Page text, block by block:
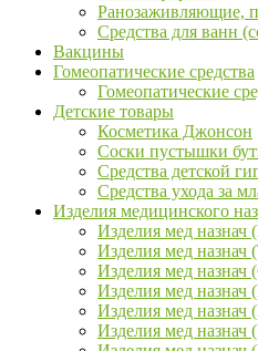
Ранозаживляющие,
Средства для ванн
Вакцины
Гомеопатические средства
Гомеопатические
Детские товары
Косметика Джонсон
Соски пустышки
Средства детской
Средства ухода за
Изделия медицинского
Изделия мед
Изделия мед назнач
Изделия мед назнач
Изделия мед
Изделия мед
Изделия мед